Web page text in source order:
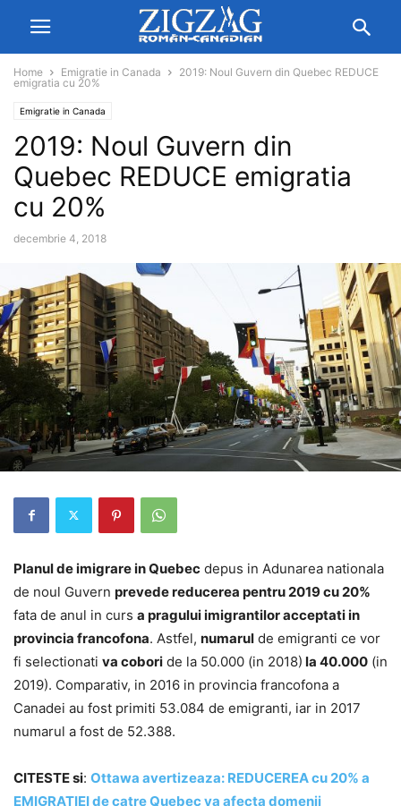
Home Emigratie in Canada
2019: Noul Guvern din Quebec REDUCE
emigratia cu 20%
Emigratie in Canada
2019: Noul Guvern din
Quebec REDUCE emigratia
cu 20%
decembrie 4, 2018
Planul de imigrare in Quebec depus in Adunarea nationala
de noul Guvern prevede reducerea pentru 2019 cu 20%
fata de anul in curs a pragului imigrantilor acceptati in
provincia francofona. Astfel, numarul de emigranti ce vor
fi selectionati va cobori de la 50.000 (in 2018) la 40.000 (in
2019). Comparativ, in 2016 in provincia francofona a
Canadei au fost primiti 53.084 de emigranti, iar in 2017
numarul a fost de 52.388.
CITESTE si: Ottawa avertizeaza: REDUCEREA cu 20% a
EMIGRATIEI de catre Quebec va afecta domenii